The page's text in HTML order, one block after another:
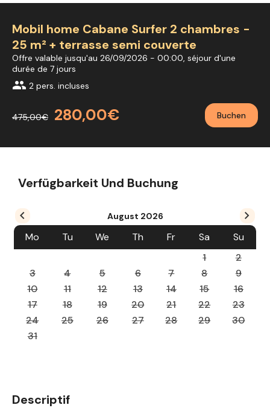
Mobil home Cabane Surfer 2 chambres -
25 m² + terrasse semi couverte
Offre valable jusqu'au 26/09/2026 - 00:00, séjour d'une
durée de 7 jours
group 2 pers. incluses
475,00€ 280,00€ Buchen
Verfügbarkeit Und Buchung
August 2026
Mo Tu We Th Fr Sa
Su
1
2
3
4 5 6 7 8
9
10
11 12 13 14 15
16
17
18 19 20 21 22
23
24
25 26 27 28 29
30
31
Descriptif